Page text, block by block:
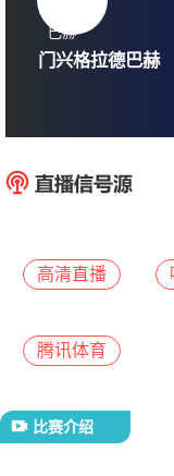
门兴格拉德
高清直播
腾讯体育
比赛介绍